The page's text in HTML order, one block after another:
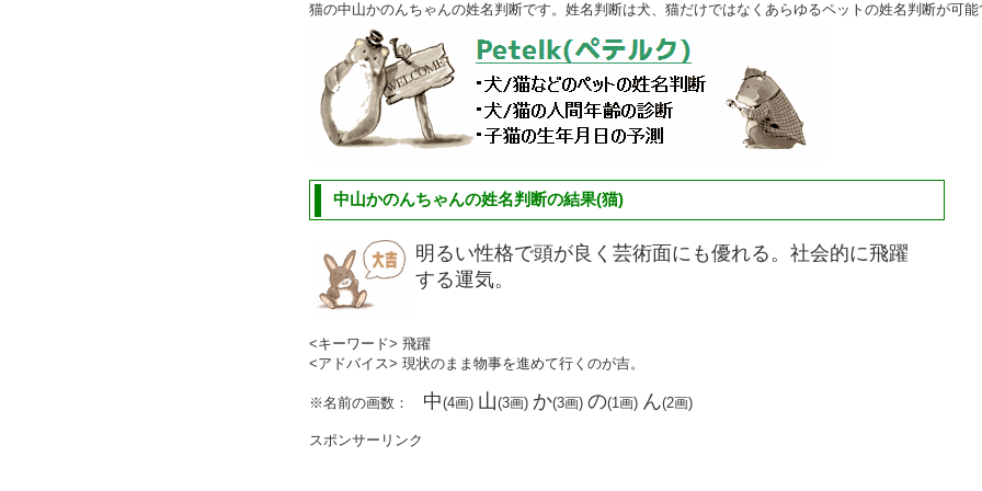
猫の中山かのんちゃんの姓名判断です。姓名判断は犬、猫だけではなくあらゆるペットの姓名判断が可能
中山かのんちゃんの姓名判断の結果(猫)
明るい性格で頭が良く芸術面にも優れる。社会的に飛躍
する運気。
<キーワード> 飛躍
<アドバイス> 現状のまま物事を進めて行くのが吉。
※名前の画数： 中(4画) 山(3画) か(3画) の(1画) ん(2画)
スポンサーリンク